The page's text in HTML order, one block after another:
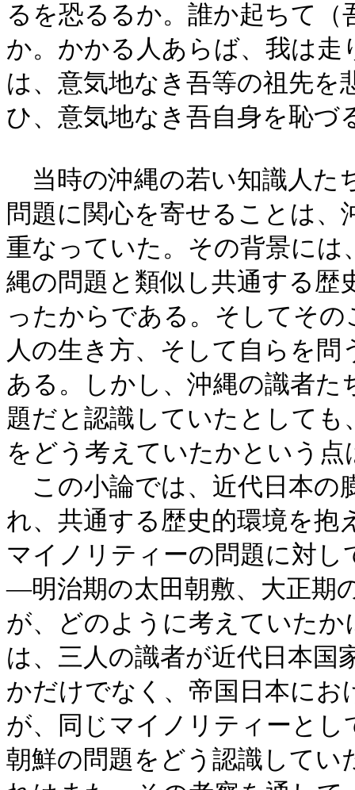
るを恐るるか。誰か起ちて
か。かかる人あらば、我は
は、意気地なき吾等の祖先を
ひ、意気地なき吾自身を恥づ
当時の沖縄の若い知識人た
問題に関心を寄せることは
重なっていた。その背景には
縄の問題と類似し共通する歴
ったからである。そしてそ
人の生き方、そして自らを
ある。しかし、沖縄の識者た
題だと認識していたとして
をどう考えていたかという
この小論では、近代日本の
れ、共通する歴史的環境を抱
マイノリティーの問題に対し
―明治期の太田朝敷、大正期
が、どのように考えていた
は、三人の識者が近代日本国
かだけでなく、帝国日本に
が、同じマイノリティーと
朝鮮の問題をどう認識して